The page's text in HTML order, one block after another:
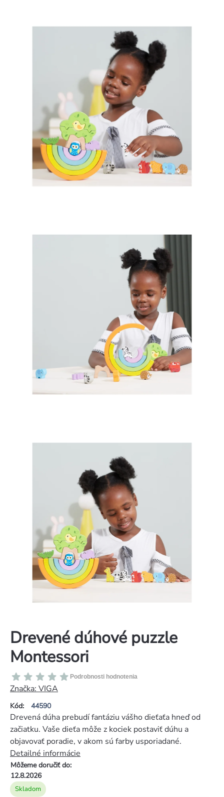
Drevené dúhové puzzle
Montessori
Kód: 44590
Priemerné
hodnotenie
produktu
je
0,0
5
hviezdičiek.
Podrobnosti hodnotenia
Značka: VIGA
Skladom
Môžeme doručiť do:
12.8.2026
Drevená dúha prebudí fantáziu vášho dieťaťa hneď od
začiatku. Vaše dieťa môže z kociek postaviť dúhu a
objavovať poradie, v akom sú farby usporiadané.
Detailné informácie